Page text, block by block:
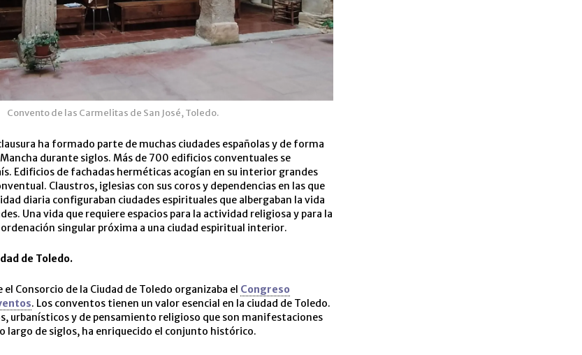
Convento de las Carmelitas de San José, Toledo.
ha formado parte de muchas ciudades españolas y de forma
durante siglos. Más de 700 edificios conventuales se
Edificios de fachadas herméticas acogían en su interior grandes
Claustros, iglesias con sus coros y dependencias en las que
diaria configuraban ciudades espirituales que albergaban la vida
Una vida que requiere espacios para la actividad religiosa y para la
singular próxima a una ciudad espiritual interior.
de Toledo.
Consorcio de la Ciudad de Toledo organizaba el Congreso
. Los conventos tienen un valor esencial en la ciudad de Toledo.
urbanísticos y de pensamiento religioso que son manifestaciones
largo de siglos, ha enriquecido el conjunto histórico.